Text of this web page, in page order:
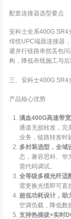
配套连接器选型要点
安科士全系400G SR4
传统UPC端面连接器
避并行链路串扰丢包
构，降低布线施工与后
三、安科士400G SR4
产品核心优势
满血400G高速带
通道无损转发，完
业务，链路转发时
多封装选型，全域
态，兼容思科、华
需代码调试。
全等级多模光纤适
需更换光缆即可直
超低功耗设计，助
空调负载，降低数
支持热插拔+实时